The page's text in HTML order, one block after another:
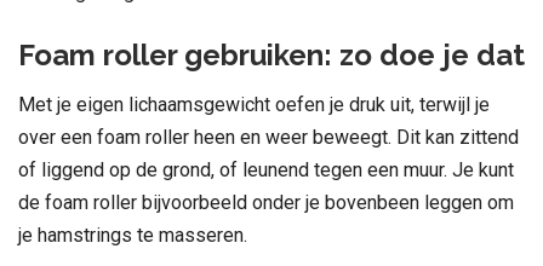
Foam roller gebruiken: zo doe je dat
Met je eigen lichaamsgewicht oefen je druk uit, terwijl je
over een foam roller heen en weer beweegt. Dit kan zittend
of liggend op de grond, of leunend tegen een muur. Je kunt
de foam roller bijvoorbeeld onder je bovenbeen leggen om
je hamstrings te masseren.